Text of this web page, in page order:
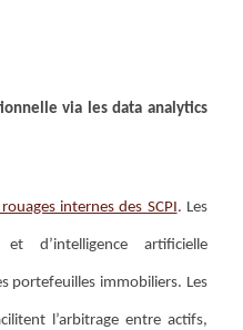
via les data analytics
rouages internes des SCPI. Les
d’intelligence artificielle
portefeuilles immobiliers. Les
l’arbitrage entre actifs,